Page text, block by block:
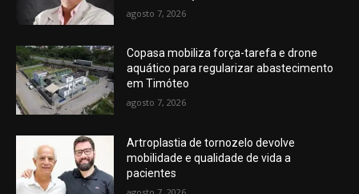
agosto 7, 2026
Copasa mobiliza força-tarefa e drone
aquático para regularizar abastecimento
em Timóteo
agosto 7, 2026
Artroplastia de tornozelo devolve
mobilidade e qualidade de vida a
pacientes